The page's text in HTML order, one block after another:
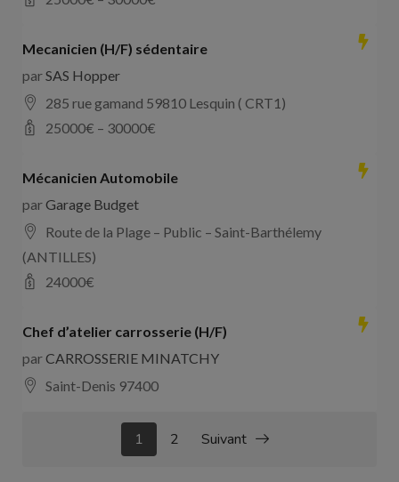
Mecanicien (H/F) sédentaire
parSAS Hopper
285 rue gamand 59810 Lesquin ( CRT1)
25000€ – 30000€
Mécanicien Automobile
parGarage Budget
Route de la Plage – Public – Saint-Barthélemy
(ANTILLES)
24000€
Chef d’atelier carrosserie (H/F)
parCARROSSERIE MINATCHY
Saint-Denis 97400
1 2 Suivant